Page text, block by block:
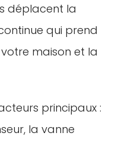
déplacent la
qui prend
maison et la
principaux :
la vanne